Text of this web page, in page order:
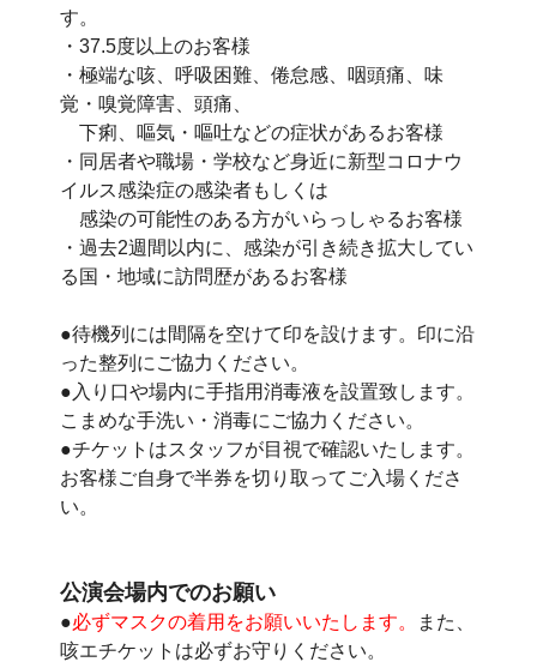
す。
・37.5度以上のお客様
・極端な咳、呼吸困難、倦怠感、咽頭痛、味
覚・嗅覚障害、頭痛、
下痢、嘔気・嘔吐などの症状があるお客様
・同居者や職場・学校など身近に新型コロナウ
イルス感染症の感染者もしくは
感染の可能性のある方がいらっしゃるお客様
・過去2週間以内に、感染が引き続き拡大してい
る国・地域に訪問歴があるお客様
●待機列には間隔を空けて印を設けます。印に沿
った整列にご協力ください。
●入り口や場内に手指用消毒液を設置致します。
こまめな手洗い・消毒にご協力ください。
●チケットはスタッフが目視で確認いたします。
お客様ご自身で半券を切り取ってご入場くださ
い。
公演会場内でのお願い
●必ずマスクの着用をお願いいたします。
また、
咳エチケットは必ずお守りください。